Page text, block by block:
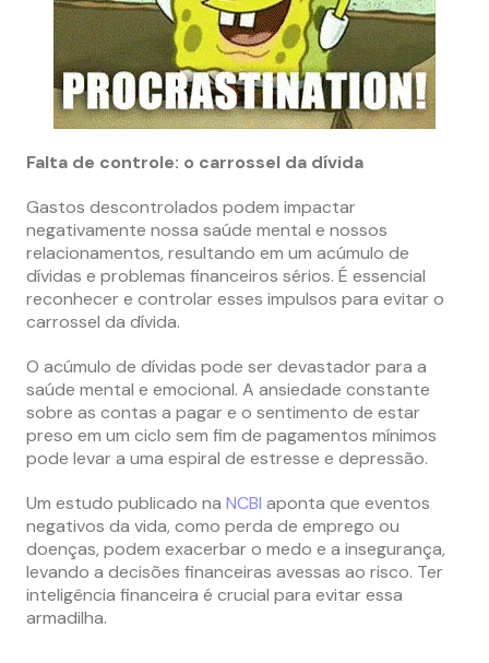
Falta de controle: o carrossel da dívida
Gastos descontrolados podem impactar
negativamente nossa saúde mental e nossos
relacionamentos, resultando em um acúmulo de
dívidas e problemas financeiros sérios. É essencial
reconhecer e controlar esses impulsos para evitar o
carrossel da dívida.
O acúmulo de dívidas pode ser devastador para a
saúde mental e emocional. A ansiedade constante
sobre as contas a pagar e o sentimento de estar
preso em um ciclo sem fim de pagamentos mínimos
pode levar a uma espiral de estresse e depressão.
Um estudo publicado na NCBI aponta que eventos
negativos da vida, como perda de emprego ou
doenças, podem exacerbar o medo e a insegurança,
levando a decisões financeiras avessas ao risco. Ter
inteligência financeira é crucial para evitar essa
armadilha.